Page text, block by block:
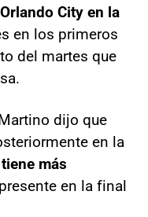
City en la
en los primeros
del martes que
dijo que
en la
más
en la final